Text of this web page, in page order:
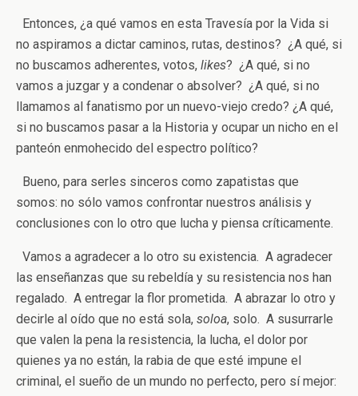
Entonces, ¿a qué vamos en esta Travesía por la Vida si
no aspiramos a dictar caminos, rutas, destinos? ¿A qué, si
no buscamos adherentes, votos, likes? ¿A qué, si no
vamos a juzgar y a condenar o absolver? ¿A qué, si no
llamamos al fanatismo por un nuevo-viejo credo? ¿A qué,
si no buscamos pasar a la Historia y ocupar un nicho en el
panteón enmohecido del espectro político?
Bueno, para serles sinceros como zapatistas que
somos: no sólo vamos confrontar nuestros análisis y
conclusiones con lo otro que lucha y piensa críticamente.
Vamos a agradecer a lo otro su existencia. A agradecer
las enseñanzas que su rebeldía y su resistencia nos han
regalado. A entregar la flor prometida. A abrazar lo otro y
decirle al oído que no está sola, soloa, solo. A susurrarle
que valen la pena la resistencia, la lucha, el dolor por
quienes ya no están, la rabia de que esté impune el
criminal, el sueño de un mundo no perfecto, pero sí mejor: